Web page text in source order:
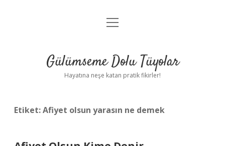
Anasayfa
Yasal Uyarı
menüyü
Gülümseme Dolu Tüyolar
Hayatına neşe katan pratik fikirler!
Etiket:Afiyet olsun yarasın ne demek